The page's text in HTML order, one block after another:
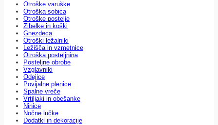
Otroške varuške
Otroška sobica
Otroške postelje
Zibelke in koški
Gnezdeca
Otroški ležalniki
Ležišča in vzmetnice
Otroška posteljnina
Posteljne obrobe
Vzglavniki
Odejice
Povijalne plenice
Spalne vreče
Vrtiljaki in obešanke
Ninice
Nočne lučke
Dodatki in dekoracije